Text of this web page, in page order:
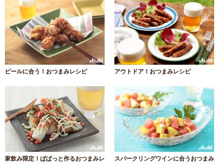
ビールに合う！おつまみレシピ アウトドア！おつまみレシピ
家飲み限定！ぱぱっと作るおつまみレ
スパークリングワインに合うおつまみ